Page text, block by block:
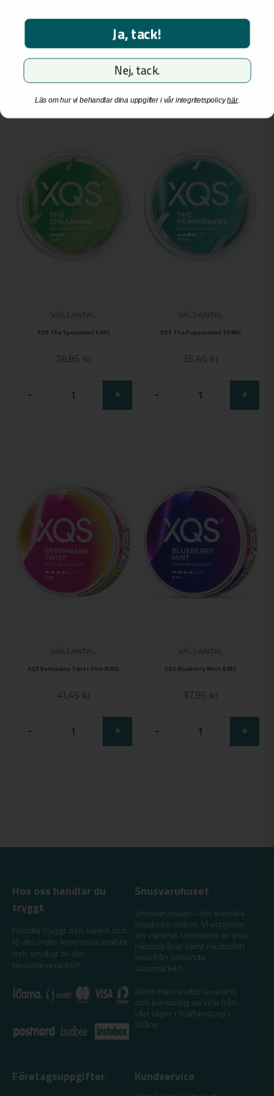
35,45 kr
- +
36,85 kr
- +
VÄLJ ANTAL
XQS The Spearmint 6 MG
36,85 kr
- +
NYHET
VÄLJ ANTAL
XQS The Peppermint 10 MG
35,45 kr
- +
NYHET
VÄLJ ANTAL
XQS Berrynana Twist Slim 8 MG
41,45 kr
- +
VÄLJ ANTAL
XQS Blueberry Mint 8 MG
37,95 kr
- +
Jag är över 18 år
Jag är inte över 18 år
Hos oss handlar du
tryggt
Handla tryggt och säkert och
få din order levererad snabbt
och smidigt av din
favoritleverantör!
Snusvaruhuset
Snusvaruhuset – din svenska
snusbutik online. Vi erbjuder
ett varierat sortiment av snus,
nikotinpåsar samt nikotinfritt
snus från välkända
varumärken.
Alltid med snabb leverans
och personlig service från
vårt lager i Staffanstorp i
Skåne.
Företagsuppgifter Kundservice
Ja, tack!
Nej, tack.
Läs om hur vi behandlar dina uppgifter i vår integritetspolicyhär.